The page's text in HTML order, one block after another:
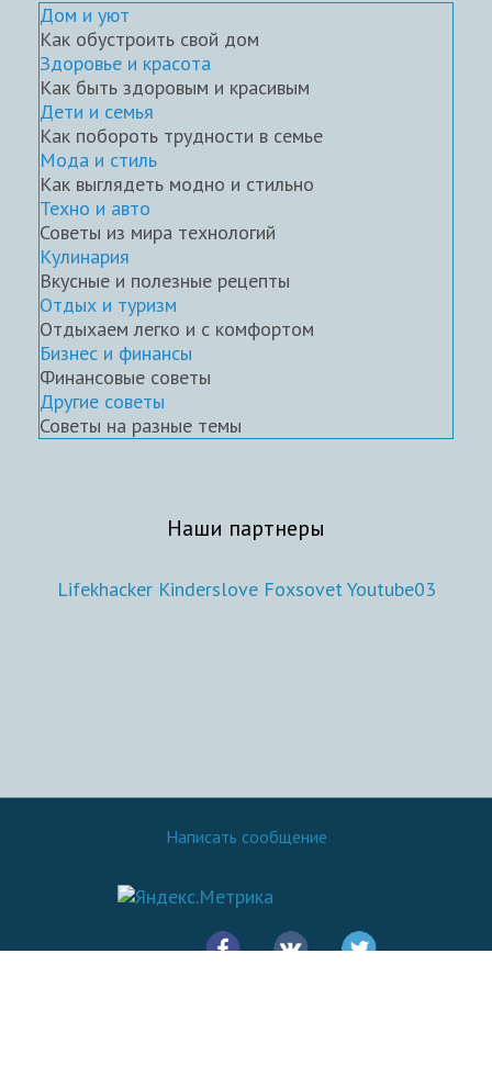
Дом и уют
Как обустроить свой дом
Здоровье и красота
Как быть здоровым и красивым
Дети и семья
Как побороть трудности в семье
Мода и стиль
Как выглядеть модно и стильно
Техно и авто
Советы из мира технологий
Кулинария
Вкусные и полезные рецепты
Отдых и туризм
Отдыхаем легко и с комфортом
Бизнес и финансы
Финансовые советы
Другие советы
Советы на разные темы
Наши партнеры
Lifekhacker Kinderslove Foxsovet Youtube03
Написать сообщение